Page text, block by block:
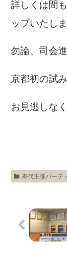
詳しくは間
ップいたし
勿論、司会
京都初の試
お見逃しな
寿代主催パーテ